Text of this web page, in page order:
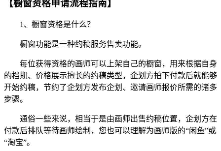
【橱窗资格申请流程指南】
1、橱窗资格是什么？
橱窗功能是一种约稿服务售卖功能。
每位获得资格的画师可以上架自己的橱窗，用来根据自身
的档期、价格展示擅长的约稿类型，企划方拍下付款后就能够
开始约稿，节约了企划方发布企划、邀请画师报价所需的诸多
步骤。
通俗一些来说，相当于是由画师出售约稿位置，企划方在
付款后排队等待画师绘制，您也可以理解为画师版的“闲鱼”或
“淘宝”。